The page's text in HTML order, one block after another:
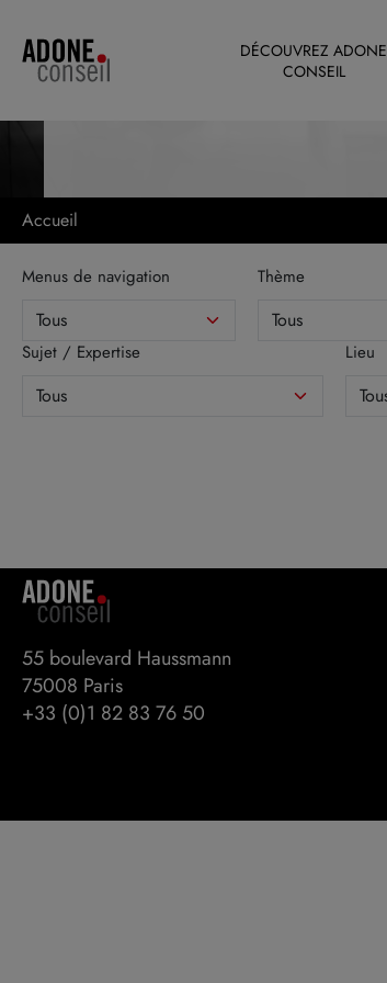
DÉCOUVREZ ADONE
CONSEIL
Accueil
Menus de navigation Thème
Sujet / Expertise Lieu
55 boulevard Haussmann
75008 Paris
+33 (0)1 82 83 76 50